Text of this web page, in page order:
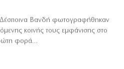
Βανδή φωτογραφήθηκαν
κοινής τους εμφάνισης στο
φορά…